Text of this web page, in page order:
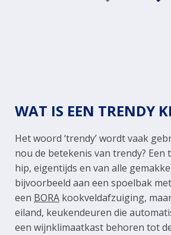
WAT IS EEN TRENDY
Het woord ‘trendy’ wordt vaak
nou de betekenis van trendy? Een
hip, eigentijds en van alle
bijvoorbeeld aan een spoelbak
een BORA kookveldafzuiging,
eiland, keukendeuren die
een wijnklimaatkast behoren tot